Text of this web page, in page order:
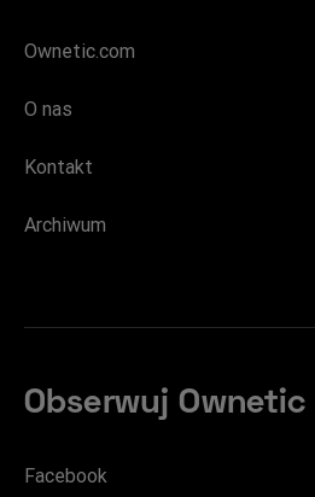
Ownetic.com
O nas
Kontakt
Archiwum
Obserwuj Ownetic
Facebook